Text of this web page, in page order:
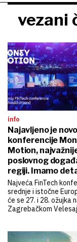
vezani
info
Najavljeno je
konferencije
Motion,
poslovnog
regiji. Imamo
Najveća FinTech
srednje i istočne
će se 27. i 28. ožujka
Zagrebačkom